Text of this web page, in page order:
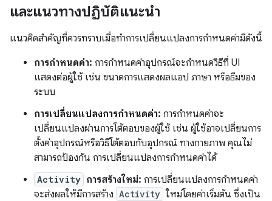
และแนวทางปฏิบัติแนะนำ
แนวคิดสำคัญที่ควรทราบเมื่อทำการเปลี่ยนแปลงการกำหนดค่ามีดังนี้
การกำหนดค่า: การกำหนดค่าอุปกรณ์จะกำหนดวิธีที่ UI
แสดงต่อผู้ใช้ เช่น ขนาดการแสดงผลแอป ภาษา หรือธีมของ
ระบบ
การเปลี่ยนแปลงการกำหนดค่า: การกำหนดค่าจะ
เปลี่ยนแปลงผ่านการโต้ตอบของผู้ใช้ เช่น ผู้ใช้อาจเปลี่ยนการ
ตั้งค่าอุปกรณ์หรือวิธีโต้ตอบกับอุปกรณ์ ทางกายภาพ คุณไม่
สามารถป้องกัน การเปลี่ยนแปลงการกำหนดค่าได้
Activity การสร้างใหม่: การเปลี่ยนแปลงการกำหนดค่า
จะส่งผลให้มีการสร้าง Activity ใหม่โดยค่าเริ่มต้น ซึ่งเป็น